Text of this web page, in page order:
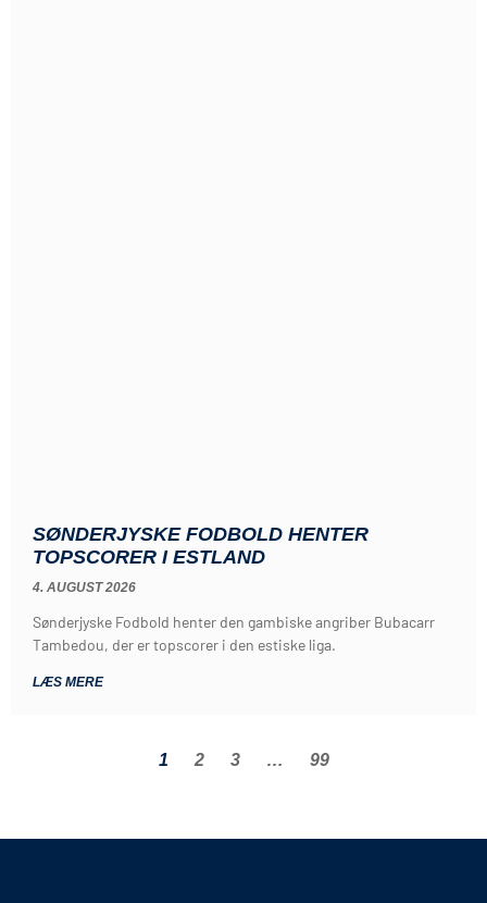
SØNDERJYSKE FODBOLD HENTER
TOPSCORER I ESTLAND
4. AUGUST 2026
Sønderjyske Fodbold henter den gambiske angriber Bubacarr
Tambedou, der er topscorer i den estiske liga.
LÆS MERE
1 2 3 … 99